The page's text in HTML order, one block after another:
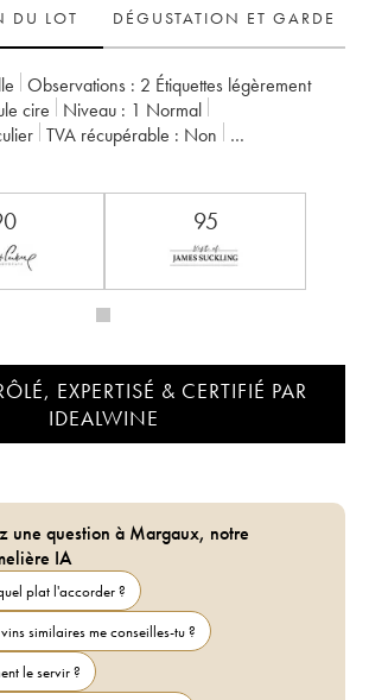
DU LOT
DÉGUSTATION ET GARDE
Observations : 2 Étiquettes légèrement
cire Niveau : 1 Normal
TVA récupérable :
non
95
EXPERTISÉ & CERTIFIÉ PAR
IDEALWINE
une question à Margaux, notre
IA
plat l'accorder ?
similaires me conseilles-tu ?
le servir ?